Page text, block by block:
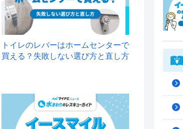
トイレのレバーはホームセンターで
買える？失敗しない選び方と直し方